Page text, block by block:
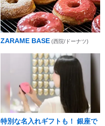
ZARAME BASE (西院/ドーナツ)
特別な名入れギフトも！ 銀座で